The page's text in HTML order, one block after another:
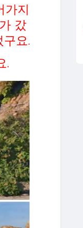
가지
갔
요.
.